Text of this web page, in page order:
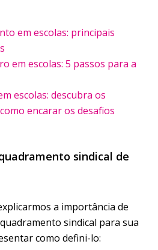
em escolas: principais
em escolas: 5 passos para a
escolas: descubra os
encarar os desafios
sindical de
a importância de
sindical para sua
como defini-lo: